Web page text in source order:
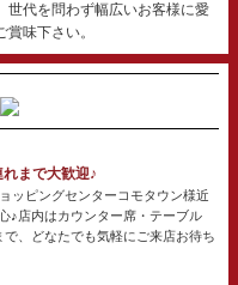
世代を問わず幅広いお客様に愛
味下さい。
まで大歓迎♪
ッピングセンターコモタウン様近
♪店内はカウンター席・テーブル
、どなたでも気軽にご来店お待ち